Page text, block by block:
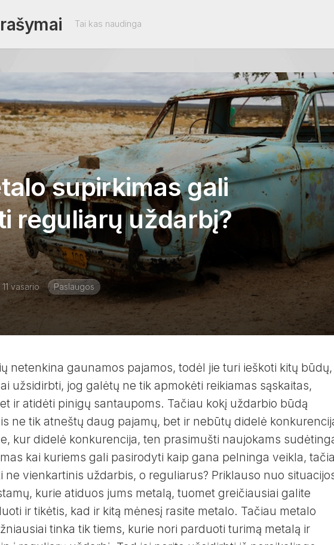
Tai kas naudinga
supirkimas gali
reguliarų uždarbį?
vasario Paslaugos
netenkina gaunamos pajamos, todėl jie turi ieškoti kitų būdų,
užsidirbti, jog galėtų ne tik apmokėti reikiamas sąskaitas,
ir atidėti pinigų santaupoms. Tačiau kokį uždarbio būdą
ne tik atneštų daug pajamų, bet ir nebūtų didelė
kur didelė konkurencija, ten prasimušti naujokams
kai kuriems gali pasirodyti kaip gana pelninga veikla,
ne vienkartinis uždarbis, o reguliarus? Priklauso nuo
kurie atiduos jums metalą, tuomet greičiausiai galite
ir tikėtis, kad ir kitą mėnesį rasite metalo. Tačiau metalo
tinka tik tiems, kurie nori parduoti turimą metalą ir